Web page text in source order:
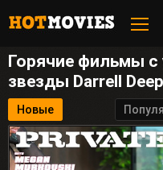
Горячие фильмы с
звезды Darrell
Новые